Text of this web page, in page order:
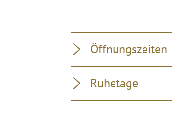
Öffnungszeiten
Ruhetage